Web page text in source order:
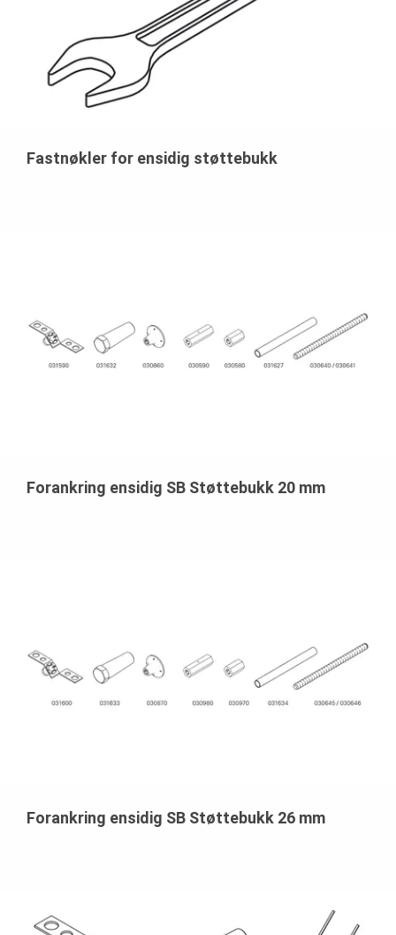
Fastnøkler for ensidig støttebukk
Forankring ensidig SB Støttebukk 20 mm
Forankring ensidig SB Støttebukk 26 mm